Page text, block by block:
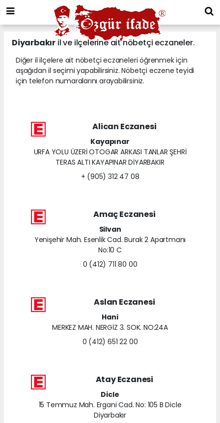
Diyarbakır il ve ilçelerine ait nöbetçi eczaneler.
Diğer il ilçelere ait nöbetçi eczaneleri öğrenmek için
aşağıdan il seçimi yapabilirsiniz. Nöbetçi eczene teyidi
için telefon numaralarını arayabilirsiniz.
Alican Eczanesi
Kayapınar
URFA YOLU ÜZERİ OTOGAR ARKASI TANLAR ŞEHRİ
TERAS ALTI KAYAPINAR DİYARBAKIR
+ (905) 312 47 08
Amaç Eczanesi
Silvan
Yenişehir Mah. Esenlik Cad. Burak 2 Apartmanı
No:10 C
0 (412) 711 80 00
Aslan Eczanesi
Hani
MERKEZ MAH. NERGİZ 3. SOK. NO:24A
0 (412) 651 22 00
Atay Eczanesi
Dicle
15 Temmuz Mah. Ergani Cad. No: 105 B Dicle
Diyarbakır